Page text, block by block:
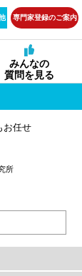
専門家登録のご案内
みんなの
質問を見る
お任せ
所